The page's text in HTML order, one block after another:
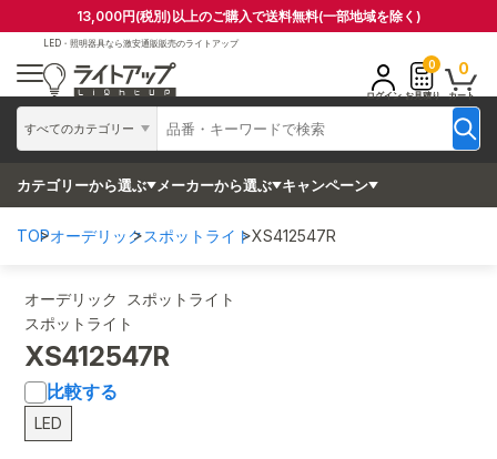
13,000円(税別)以上のご購入で送料無料(一部地域を除く)
LED・照明器具なら激安通販販売のライトアップ
すべてのカテゴリー
ログイン
0
お見積り
0
カート
カテゴリーから選ぶ メーカーから選ぶ キャンペーン
TOPオーデリックスポットライトXS412547R
オーデリック スポットライト
スポットライト
XS412547R
比較する
LED